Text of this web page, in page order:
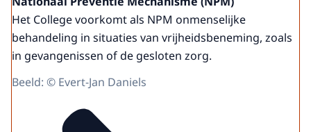
Het College voorkomt als NPM onmenselijke
behandeling in situaties van vrijheidsbeneming, zoals
in gevangenissen of de gesloten zorg.
Beeld: © Evert-Jan Daniels